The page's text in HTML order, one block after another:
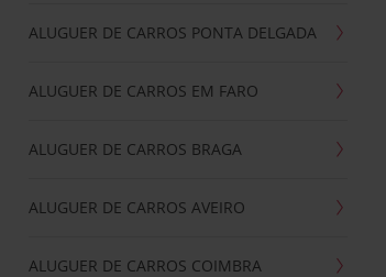
ALUGUER DE CARROS PONTA DELGADA
ALUGUER DE CARROS EM FARO
ALUGUER DE CARROS BRAGA
ALUGUER DE CARROS AVEIRO
ALUGUER DE CARROS COIMBRA